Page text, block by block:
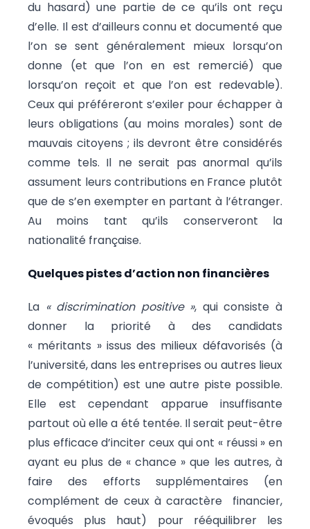
du hasard) une partie de ce qu’ils ont reçu
d’elle. Il est d’ailleurs connu et documenté que
l’on se sent généralement mieux lorsqu’on
donne (et que l’on en est remercié) que
lorsqu’on reçoit et que l’on est redevable).
Ceux qui préféreront s’exiler pour échapper à
leurs obligations (au moins morales) sont de
mauvais citoyens ; ils devront être considérés
comme tels. Il ne serait pas anormal qu’ils
assument leurs contributions en France plutôt
que de s’en exempter en partant à l’étranger.
Au moins tant qu’ils conserveront la
nationalité française.
Quelques pistes d’action non financières
La « discrimination positive », qui consiste à
donner la priorité à des candidats
« méritants » issus des milieux défavorisés (à
l’université, dans les entreprises ou autres lieux
de compétition) est une autre piste possible.
Elle est cependant apparue insuffisante
partout où elle a été tentée. Il serait peut-être
plus efficace d’inciter ceux qui ont « réussi » en
ayant eu plus de « chance » que les autres, à
faire des efforts supplémentaires (en
complément de ceux à caractère financier,
évoqués plus haut) pour rééquilibrer les